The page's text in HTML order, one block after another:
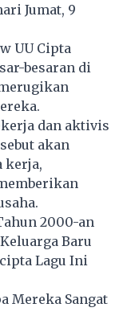
Jumat, 9
UU Cipta
besaran di
dan aktivis
akan
kerja,
2000-an
Baru
Lagu Ini
Mereka Sangat